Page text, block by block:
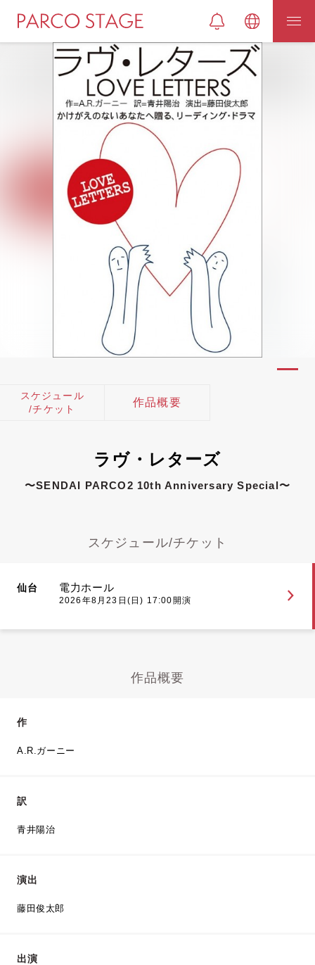
スケジュール
/チケット
作品概要
ラヴ・レターズ
〜SENDAI PARCO2 10th Anniversary Special〜
スケジュール/チケット
仙台 電力ホール
2026年8月23日(日) 17:00開演
作品概要
作
A.R.ガーニー
訳
青井陽治
演出
藤田俊太郎
出演